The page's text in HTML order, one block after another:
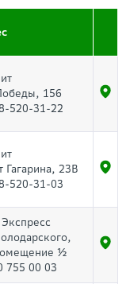
156
520-31-22
Гагарина, 23В
520-31-03
½
755 00 03